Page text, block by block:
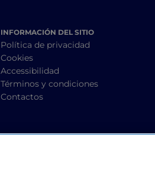
INFORMACIÓN DEL SITIO
Política de privacidad
Cookies
Accessibilidad
Términos y condiciones
Contactos